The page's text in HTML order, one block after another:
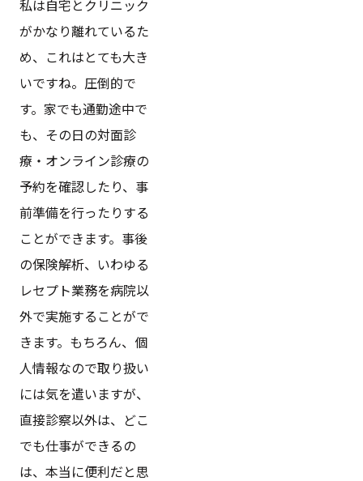
私は自宅とクリニック
がかなり離れているた
め、これはとても大き
いですね。圧倒的で
す。家でも通勤途中で
も、その日の対面診
療・オンライン診療の
予約を確認したり、事
前準備を行ったりする
ことができます。事後
の保険解析、いわゆる
レセプト業務を病院以
外で実施することがで
きます。もちろん、個
人情報なので取り扱い
には気を遣いますが、
直接診察以外は、どこ
でも仕事ができるの
は、本当に便利だと思